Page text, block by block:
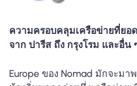
ความครอบคลุมเครือข่ายที่ยอด
จาก ปารีส ถึง กรุงโรม และอื่น
Europe ของ Nomad มักจะมา